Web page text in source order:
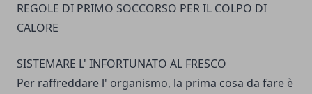
REGOLE DI PRIMO SOCCORSO PER IL COLPO DI
CALORE
SISTEMARE L' INFORTUNATO AL FRESCO
Per raffreddare l' organismo, la prima cosa da fare è